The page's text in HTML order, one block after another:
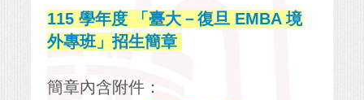
115 學年度 「臺大－復旦 EMBA 境
外專班」招生簡章
簡章內含附件：